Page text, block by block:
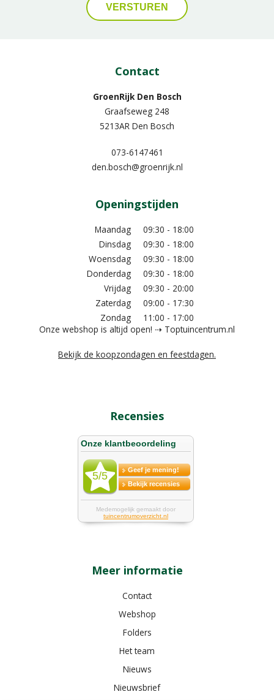
Contact
GroenRijk Den Bosch
Graafseweg 248
5213AR Den Bosch
073-6147461
den.bosch@groenrijk.nl
Openingstijden
Maandag
09:30 - 18:00
Dinsdag
09:30 - 18:00
Woensdag
09:30 - 18:00
Donderdag
09:30 - 18:00
Vrijdag
09:30 - 20:00
Zaterdag
09:00 - 17:30
Zondag
11:00 - 17:00
Onze webshop is altijd open! ⇢ Toptuincentrum.nl
Bekijk de koopzondagen en feestdagen.
Recensies
Meer informatie
Contact
Webshop
Folders
Het team
Nieuws
Nieuwsbrief